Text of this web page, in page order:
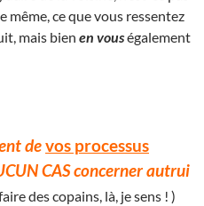
même, ce que vous ressentez
mais bien en vouségalement
devos processus
CAS concerner autrui
des copains, là, je sens ! )